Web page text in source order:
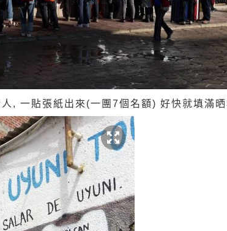
, 一貼張紙出來(一團7個名額) 好快就填滿